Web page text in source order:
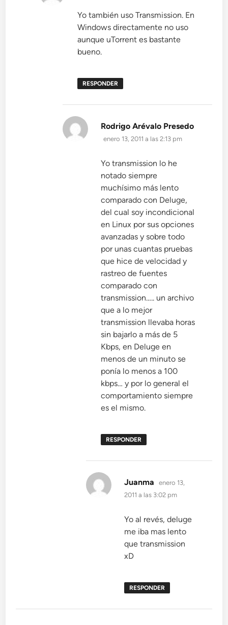
Yo también uso Transmission. En
Windows directamente no uso
aunque uTorrent es bastante
bueno.
RESPONDER
Rodrigo Arévalo Presedo
enero 13, 2011 a las 2:13 pm
Yo transmission lo he
notado siempre
muchísimo más lento
comparado con Deluge,
del cual soy incondicional
en Linux por sus opciones
avanzadas y sobre todo
por unas cuantas pruebas
que hice de velocidad y
rastreo de fuentes
comparado con
transmission….. un archivo
que a lo mejor
transmission llevaba horas
sin bajarlo a más de 5
Kbps, en Deluge en
menos de un minuto se
ponía lo menos a 100
kbps… y por lo general el
comportamiento siempre
es el mismo.
RESPONDER
Juanma dice:
enero 13,
2011 a las 3:02 pm
Yo al revés, deluge
me iba mas lento
que transmission
xD
RESPONDER